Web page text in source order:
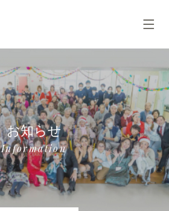
お知らせ
Information